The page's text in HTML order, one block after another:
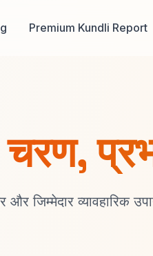
Premium Kundli Report
जिम्मेदार व्यावहारिक